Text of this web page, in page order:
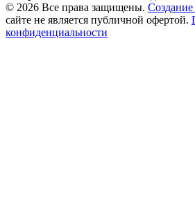
© 2026 Все права защищены. Создание
сайте не является публичной офертой.
конфиденциальности